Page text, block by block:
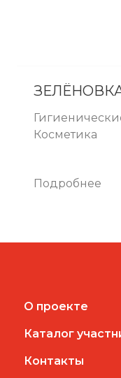
Косметика
Подробнее
О проекте
Каталог
Контакты